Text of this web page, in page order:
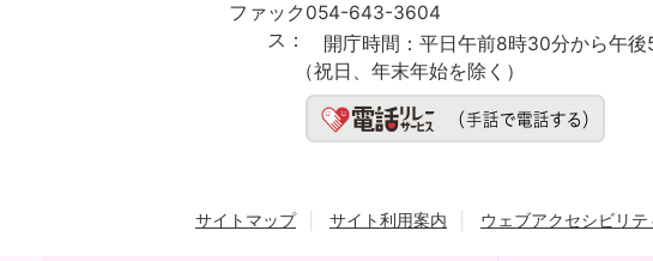
ファック
ス：
054-643-3604
開庁時間： 平日午前8時30分から午後
（祝日、年末年始を除く）
サイトマップ サイト利用案内 ウェブアクセシビリテ